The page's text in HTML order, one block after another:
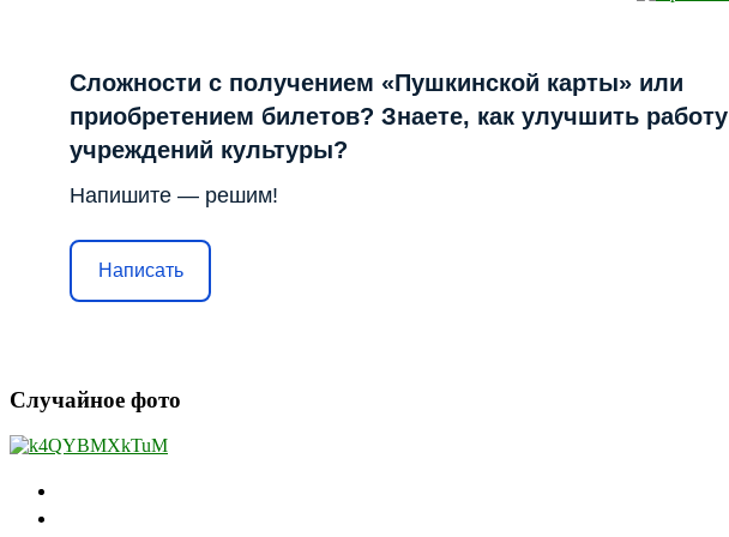
Сложности с получением «Пушкинской карты» или
приобретением билетов? Знаете, как улучшить работу
учреждений культуры?
Напишите — решим!
Написать
Случайное фото